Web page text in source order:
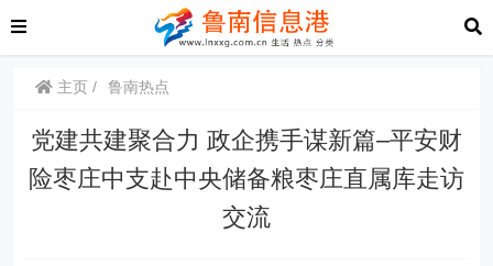
主页 鲁南热点
党建共建聚合力 政企携手谋新篇–平安财
险枣庄中支赴中央储备粮枣庄直属库走访
交流